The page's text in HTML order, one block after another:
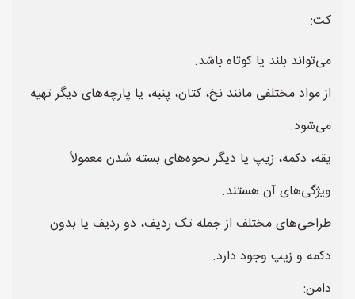
کت:
می‌تواند بلند یا کوتاه باشد.
از مواد مختلفی مانند نخ، کتان، پنبه، یا پارچه‌های دیگر تهیه
می‌شود.
یقه، دکمه، زیپ یا دیگر نحوه‌های بسته شدن معمولاً
ویژگی‌های آن هستند.
طراحی‌های مختلف از جمله تک ردیف، دو ردیف یا بدون
دکمه و زیپ وجود دارد.
دامن: